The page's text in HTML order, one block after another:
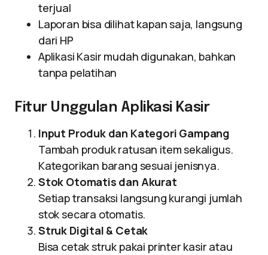
terjual
Laporan bisa dilihat kapan saja, langsung
dari HP
Aplikasi Kasir mudah digunakan, bahkan
tanpa pelatihan
Fitur Unggulan Aplikasi Kasir
Input Produk dan Kategori Gampang
Tambah produk ratusan item sekaligus.
Kategorikan barang sesuai jenisnya.
Stok Otomatis dan Akurat
Setiap transaksi langsung kurangi jumlah
stok secara otomatis.
Struk Digital & Cetak
Bisa cetak struk pakai printer kasir atau